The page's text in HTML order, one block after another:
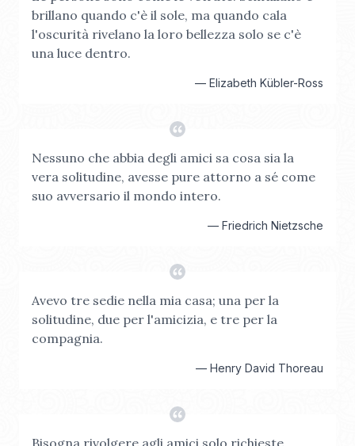
brillano quando c'è il sole, ma quando cala
l'oscurità rivelano la loro bellezza solo se c'è
una luce dentro.
— Elizabeth Kübler-Ross
Nessuno che abbia degli amici sa cosa sia la
vera solitudine, avesse pure attorno a sé come
suo avversario il mondo intero.
— Friedrich Nietzsche
Avevo tre sedie nella mia casa; una per la
solitudine, due per l'amicizia, e tre per la
compagnia.
— Henry David Thoreau
Bisogna rivolgere agli amici solo richieste